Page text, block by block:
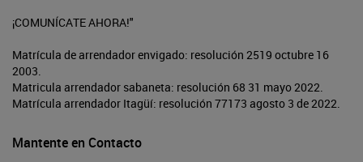
¡COMUNÍCATE AHORA!"
Matrícula de arrendador envigado: resolución 2519 octubre 16
2003.
Matricula arrendador sabaneta: resolución 68 31 mayo 2022.
Matrícula arrendador Itagüí: resolución 77173 agosto 3 de 2022.
Mantente en Contacto